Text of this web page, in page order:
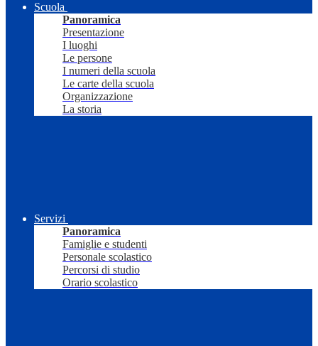
Scuola
Panoramica
Presentazione
I luoghi
Le persone
I numeri della scuola
Le carte della scuola
Organizzazione
La storia
Servizi
Panoramica
Famiglie e studenti
Personale scolastico
Percorsi di studio
Orario scolastico